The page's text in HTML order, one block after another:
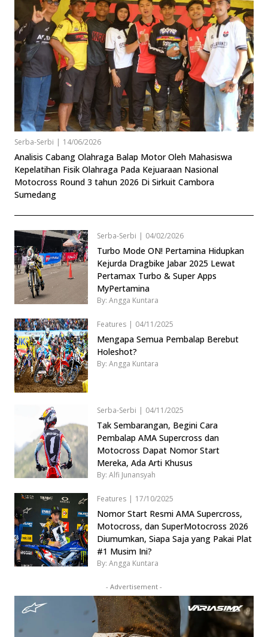
Serba-Serbi | 14/06/2026
Analisis Cabang Olahraga Balap Motor Oleh Mahasiswa
Kepelatihan Fisik Olahraga Pada Kejuaraan Nasional
Motocross Round 3 tahun 2026 Di Sirkuit Cambora
Sumedang
Serba-Serbi | 04/02/2026
Turbo Mode ON! Pertamina Hidupkan
Kejurda Dragbike Jabar 2025 Lewat
Pertamax Turbo & Super Apps
MyPertamina
By: Angga Kuntara
Features | 04/11/2025
Mengapa Semua Pembalap Berebut
Holeshot?
By: Angga Kuntara
Serba-Serbi | 04/11/2025
Tak Sembarangan, Begini Cara
Pembalap AMA Supercross dan
Motocross Dapat Nomor Start
Mereka, Ada Arti Khusus
By: Alfi Junansyah
Features | 17/10/2025
Nomor Start Resmi AMA Supercross,
Motocross, dan SuperMotocross 2026
Diumumkan, Siapa Saja yang Pakai Plat
#1 Musim Ini?
By: Angga Kuntara
- Advertisement -